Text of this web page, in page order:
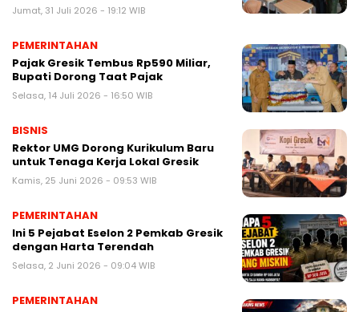
Jumat, 31 Juli 2026 - 19:12 WIB
PEMERINTAHAN
Pajak Gresik Tembus Rp590 Miliar,
Bupati Dorong Taat Pajak
Selasa, 14 Juli 2026 - 16:50 WIB
BISNIS
Rektor UMG Dorong Kurikulum Baru
untuk Tenaga Kerja Lokal Gresik
Kamis, 25 Juni 2026 - 09:53 WIB
PEMERINTAHAN
Ini 5 Pejabat Eselon 2 Pemkab Gresik
dengan Harta Terendah
Selasa, 2 Juni 2026 - 09:04 WIB
PEMERINTAHAN